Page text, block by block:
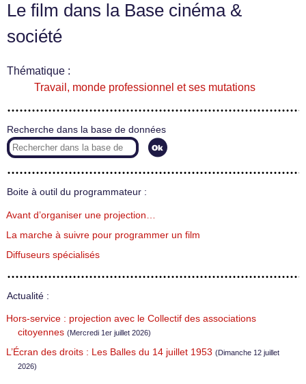
Le film dans la Base cinéma &
société
Thématique :
Travail, monde professionnel et ses mutations
Recherche dans la base de données
Boite à outil du programmateur :
Avant d’organiser une projection…
La marche à suivre pour programmer un film
Diffuseurs spécialisés
Actualité :
Hors-service : projection avec le Collectif des associations
citoyennes (Mercredi 1er juillet 2026)
L’Écran des droits : Les Balles du 14 juillet 1953 (Dimanche 12 juillet
2026)